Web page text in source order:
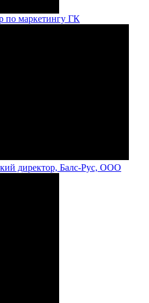
по маркетингу ГК
директор, Балс-Рус, ООО